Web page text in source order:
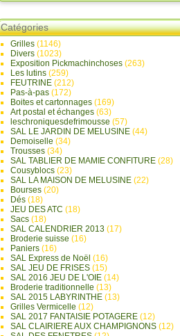
Catégories
Grilles (1146)
Divers (1023)
Exposition Pickmachinchoses (263)
Les lutins (259)
FEUTRINE (212)
Pas-à-pas (172)
Boites et cartonnages (169)
Art postal et échanges (63)
leschroniquesdefrimousse (57)
SAL LE JARDIN DE MELUSINE (44)
Demoiselle (34)
Trousses (34)
SAL TABLIER DE MAMIE CONFITURE (28)
Cousyblocs (23)
SAL LA MAISON DE MELUSINE (22)
Bourses (20)
Dés (18)
JEU DES ATC (18)
Sacs (18)
SAL CALENDRIER 2013 (17)
Broderie suisse (16)
Paniers (16)
SAL Express de Noël (16)
SAL JEU DE FRISES (15)
SAL 2016 JEU DE L'OIE (14)
Broderie traditionnelle (13)
SAL 2015 LABYRINTHE (13)
Grilles Vermicelle (12)
SAL 2017 FANTAISIE POTAGERE (12)
SAL CLAIRIERE AUX CHAMPIGNONS (12)